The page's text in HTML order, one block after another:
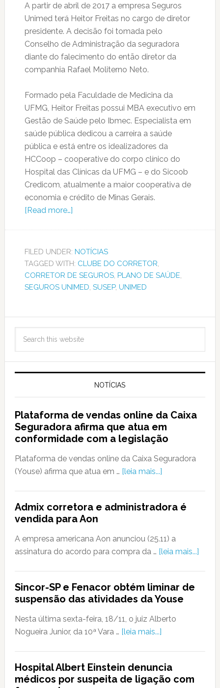
A partir de abril de 2017 a empresa Seguros
Unimed terá Heitor Freitas no cargo de diretor
presidente. A decisão foi tomada pelo
Conselho de Administração da seguradora
diante do falecimento do então diretor da
companhia Rafael Moliterno Neto.
Formado pela Faculdade de Medicina da
UFMG, Heitor Freitas possui MBA executivo em
Gestão de Saúde pelo Ibmec. Especialista em
saúde pública dedicou a carreira a saúde
pública e está entre os idealizadores da
HCCoop – cooperative do corpo clínico do
Hospital das Clínicas da UFMG – e do Sicoob
Credicom, atualmente a maior cooperativa de
economia e crédito de Minas Gerais.
[Read more…]
FILED UNDER: NOTÍCIAS
TAGGED WITH: CLUBE DO CORRETOR
CORRETOR DE SEGUROS, PLANO DE SAÚDE
SEGUROS UNIMED SUSEP, UNIMED
NOTÍCIAS
Plataforma de vendas online da Caixa
Seguradora afirma que atua em
conformidade com a legislação
Plataforma de vendas online da Caixa Seguradora
(Youse) afirma que atua em … [leia mais...]
Admix corretora e administradora é
vendida para Aon
A empresa americana Aon anunciou (25.11) a
assinatura do acordo para compra da … [leia mais...]
Sincor-SP e Fenacor obtém liminar de
suspensão das atividades da Youse
Nesta última sexta-feira, 18/11, o juiz Alberto
Nogueira Junior, da 10ª Vara … [leia mais...]
Hospital Albert Einstein denuncia
médicos por suspeita de ligação com